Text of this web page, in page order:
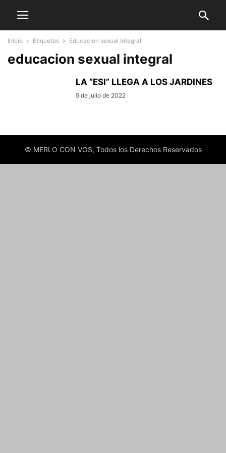
Inicio Etiquetas Educacion sexual integral
educacion sexual integral
LA “ESI” LLEGA A LOS JARDINES
5 de julio de 2022
© MERLO CON VOS, Todos los Derechos Reservados